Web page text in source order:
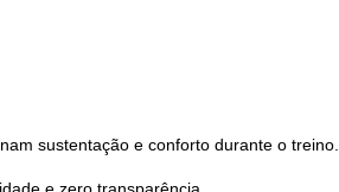
sustentação e conforto durante o treino.